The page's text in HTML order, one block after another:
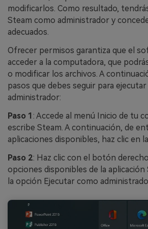
modificarlos. Como resultado,
Steam como administrador y
adecuados.
Ofrecer permisos garantiza que el
acceder a la computadora, que
o modificar los archivos. A
pasos que debes seguir para
administrador:
Paso 1 : Accede al menú Inicio de tu
escribe Steam. A continuación, de
aplicaciones disponibles, haz clic en
Paso 2: Haz clic con el botón
opciones disponibles de la aplicación
la opción Ejecutar como